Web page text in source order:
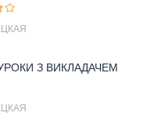
З ВИКЛАДАЧЕМ